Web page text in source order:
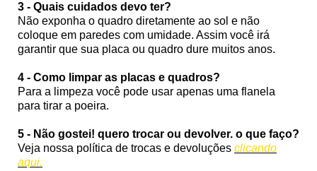
3 - Quais cuidados devo ter?
Não exponha o quadro diretamente ao sol e não
coloque em paredes com umidade. Assim você irá
garantir que sua placa ou quadro dure muitos anos.
4 - Como limpar as placas e quadros?
Para a limpeza você pode usar apenas uma flanela
para tirar a poeira.
5 - Não gostei! quero trocar ou devolver. o que faço?
Veja nossa política de trocas e devoluções clicando
aqui.